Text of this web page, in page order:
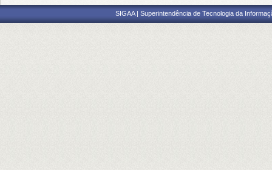
SIGAA | Superintendência de Tecnologia da